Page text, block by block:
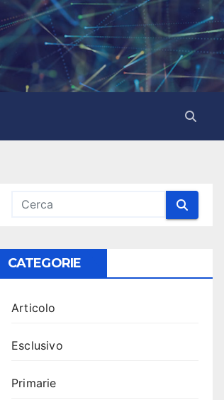
CATEGORIE
Articolo
Esclusivo
Primarie